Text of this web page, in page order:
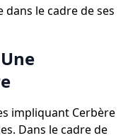
le cadre de ses
impliquant Cerbère
Dans le cadre de